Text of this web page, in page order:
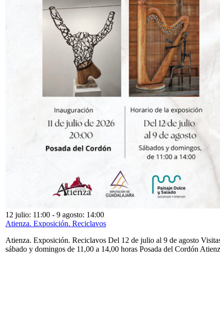
12 julio: 11:00 - 9 agosto: 14:00
Atienza. Exposición. Reciclavos
Atienza. Exposición. Reciclavos Del 12 de julio al 9 de agosto
sábado y domingos de 11,00 a 14,00 horas Posada del Cordón